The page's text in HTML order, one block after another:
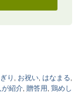
り お祝い はなまる
が紹介 贈答用 鶏めし